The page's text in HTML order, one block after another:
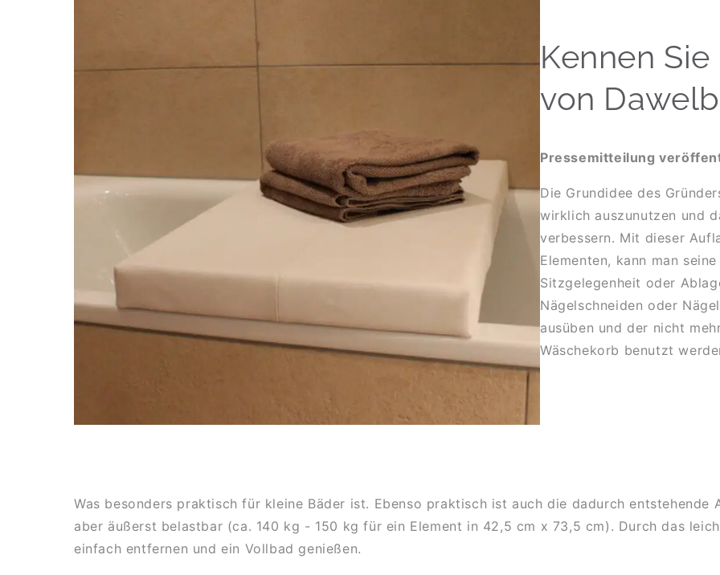
Kennen
von
Pressemitteilung
Die Grundidee des
wirklich auszunutzen und
verbessern. Mit dieser
Elementen, kann man
Sitzgelegenheit oder
Nägelschneiden oder
ausüben und der nicht
Wäschekorb benutzt
Was besonders praktisch für kleine Bäder ist. Ebenso praktisch ist auch die dadurch entstehende
aber äußerst belastbar (ca. 140 kg - 150 kg für ein Element in 42,5 cm x 73,5 cm). Durch das
einfach entfernen und ein Vollbad genießen.